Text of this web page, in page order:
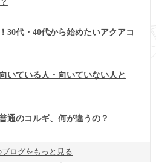
30代・40代から始めたいアクアコ
いている人・向いていない人と
通のコルギ、何が違うの？
ブログをもっと見る